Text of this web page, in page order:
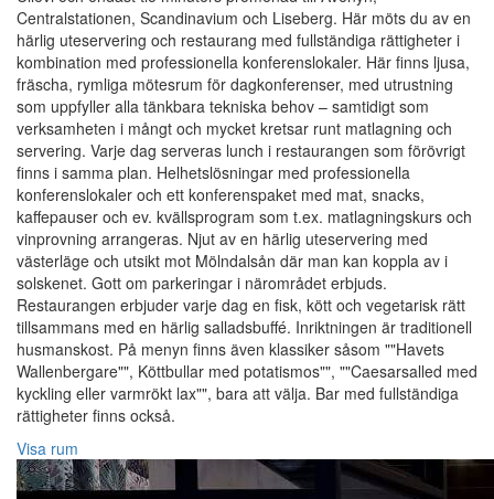
Centralstationen, Scandinavium och Liseberg. Här möts du av en
härlig uteservering och restaurang med fullständiga rättigheter i
kombination med professionella konferenslokaler. Här finns ljusa,
fräscha, rymliga mötesrum för dagkonferenser, med utrustning
som uppfyller alla tänkbara tekniska behov – samtidigt som
verksamheten i mångt och mycket kretsar runt matlagning och
servering. Varje dag serveras lunch i restaurangen som förövrigt
finns i samma plan. Helhetslösningar med professionella
konferenslokaler och ett konferenspaket med mat, snacks,
kaffepauser och ev. kvällsprogram som t.ex. matlagningskurs och
vinprovning arrangeras. Njut av en härlig uteservering med
västerläge och utsikt mot Mölndalsån där man kan koppla av i
solskenet. Gott om parkeringar i närområdet erbjuds.
Restaurangen erbjuder varje dag en fisk, kött och vegetarisk rätt
tillsammans med en härlig salladsbuffé. Inriktningen är traditionell
husmanskost. På menyn finns även klassiker såsom ""Havets
Wallenbergare"", Köttbullar med potatismos"", ""Caesarsalled med
kyckling eller varmrökt lax"", bara att välja. Bar med fullständiga
rättigheter finns också.
Visa rum